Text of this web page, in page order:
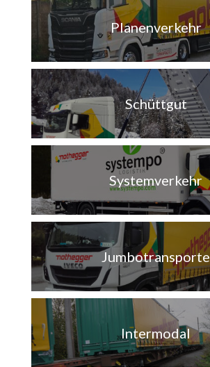
Planenverkehr
Schüttgut
Systemverkehr
Jumbotransporte
Intermodal